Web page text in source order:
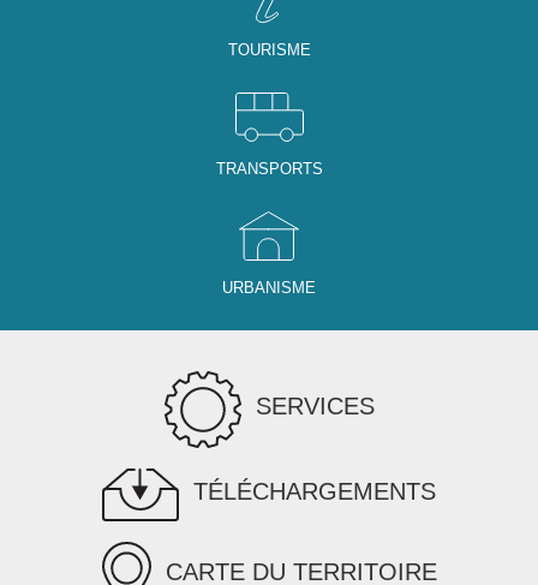
TOURISME
TRANSPORTS
URBANISME
SERVICES
TÉLÉCHARGEMENTS
CARTE DU TERRITOIRE